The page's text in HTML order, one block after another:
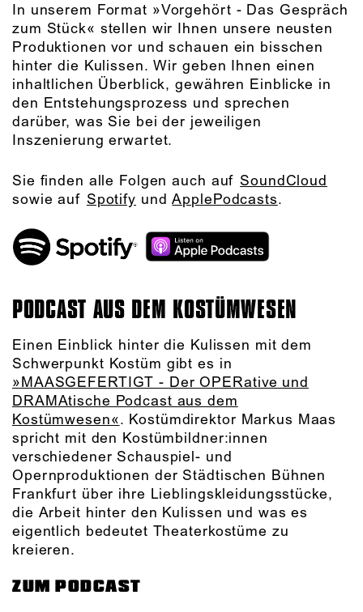
In unserem Format »Vorgehört - Das Gespräch
zum Stück« stellen wir Ihnen unsere neusten
Produktionen vor und schauen ein bisschen
hinter die Kulissen. Wir geben Ihnen einen
inhaltlichen Überblick, gewähren Einblicke in
den Entstehungsprozess und sprechen
darüber, was Sie bei der jeweiligen
Inszenierung erwartet.
Sie finden alle Folgen auch auf SoundCloud
sowie auf Spotify undApplePodcasts.
PODCAST AUS DEM KOSTÜMWESEN
Einen Einblick hinter die Kulissen mit dem
Schwerpunkt Kostüm gibt es in
»MAASGEFERTIGT - Der OPERative und
DRAMAtische Podcast aus dem
Kostümwesen«. Kostümdirektor Markus Maas
spricht mit den Kostümbildner:innen
verschiedener Schauspiel- und
Opernproduktionen der Städtischen Bühnen
Frankfurt über ihre Lieblingskleidungsstücke,
die Arbeit hinter den Kulissen und was es
eigentlich bedeutet Theaterkostüme zu
kreieren.
ZUM PODCAST